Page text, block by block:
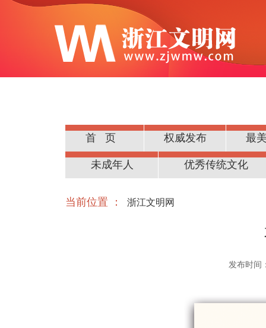
首页 权威发布 最
公民道德
未成年人 优秀传统文化
当前位置 ： 浙江文明网
发布时间